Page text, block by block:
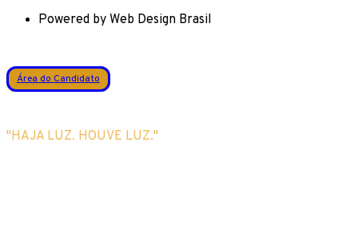
Powered by Web Design Brasil
Área do Candidato
"HAJA LUZ. HOUVE LUZ."